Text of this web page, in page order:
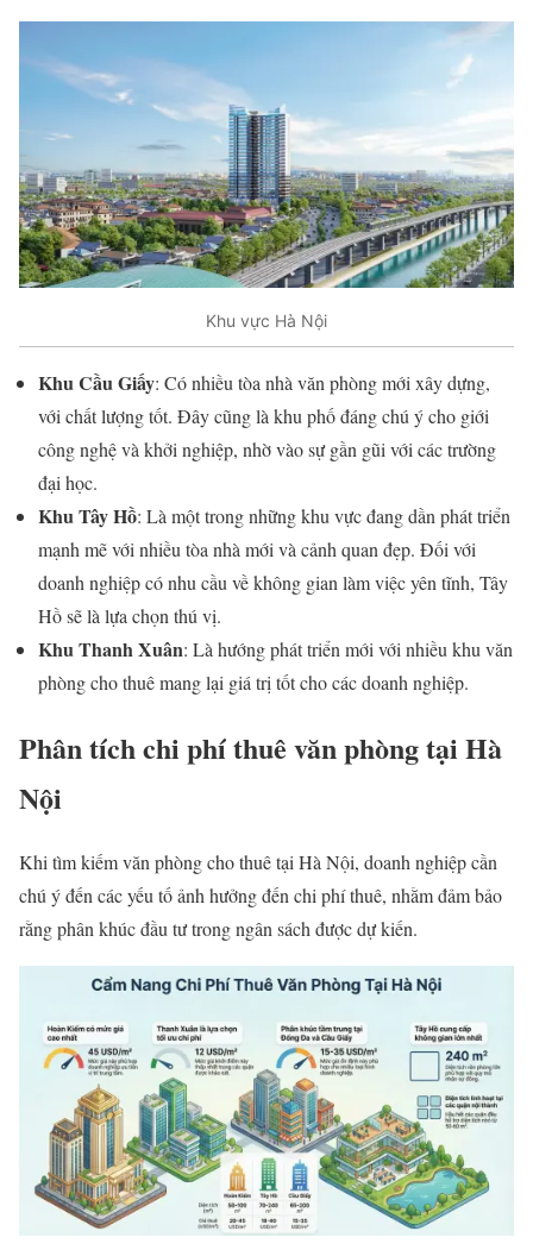
Khu vực Hà Nội
Khu Cầu Giấy: Có nhiều tòa nhà văn phòng mới xây dựng,
với chất lượng tốt. Đây cũng là khu phố đáng chú ý cho giới
công nghệ và khởi nghiệp, nhờ vào sự gần gũi với các trường
đại học.
Khu Tây Hồ: Là một trong những khu vực đang dần phát triển
mạnh mẽ với nhiều tòa nhà mới và cảnh quan đẹp. Đối với
doanh nghiệp có nhu cầu về không gian làm việc yên tĩnh, Tây
Hồ sẽ là lựa chọn thú vị.
Khu Thanh Xuân: Là hướng phát triển mới với nhiều khu văn
phòng cho thuê mang lại giá trị tốt cho các doanh nghiệp.
Phân tích chi phí thuê văn phòng tại Hà
Nội
Khi tìm kiếm văn phòng cho thuê tại Hà Nội, doanh nghiệp cần
chú ý đến các yếu tố ảnh hưởng đến chi phí thuê, nhằm đảm bảo
rằng phân khúc đầu tư trong ngân sách được dự kiến.